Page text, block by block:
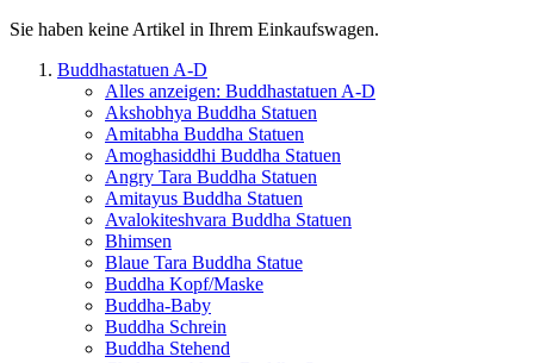
Sie haben keine Artikel in Ihrem Einkaufswagen.
Buddhastatuen A-D
Alles anzeigen: Buddhastatuen A-D
Akshobhya Buddha Statuen
Amitabha Buddha Statuen
Amoghasiddhi Buddha Statuen
Angry Tara Buddha Statuen
Amitayus Buddha Statuen
Avalokiteshvara Buddha Statuen
Bhimsen
Blaue Tara Buddha Statue
Buddha Kopf/Maske
Buddha-Baby
Buddha Schrein
Buddha Stehend